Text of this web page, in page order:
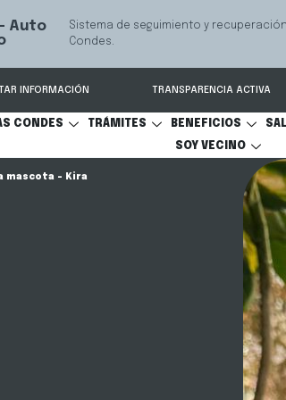
Auto
Sistema de seguimiento y
Condes.
INFORMACIÓN TRANSPARENCIA ACTIVA
CONDES TRÁMITES BENEFICIOS
SOY VECINO
mascota – Kira